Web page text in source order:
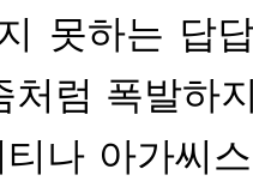
못하는 답
처럼 폭발하
나 아가씨